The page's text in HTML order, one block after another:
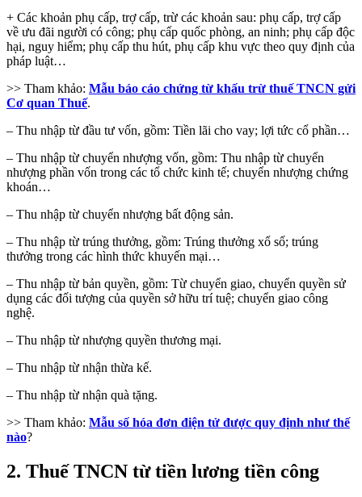
+ Các khoản phụ cấp, trợ cấp, trừ các khoản sau: phụ cấp, trợ cấp
về ưu đãi người có công; phụ cấp quốc phòng, an ninh; phụ cấp độc
hại, nguy hiểm; phụ cấp thu hút, phụ cấp khu vực theo quy định của
pháp luật…
>> Tham khảo: Mẫu báo cáo chứng từ khấu trừ thuế TNCN gửi
Cơ quan Thuế.
– Thu nhập từ đầu tư vốn, gồm: Tiền lãi cho vay; lợi tức cổ phần…
– Thu nhập từ chuyển nhượng vốn, gồm: Thu nhập từ chuyển
nhượng phần vốn trong các tổ chức kinh tế; chuyển nhượng chứng
khoán…
– Thu nhập từ chuyển nhượng bất động sản.
– Thu nhập từ trúng thưởng, gồm: Trúng thưởng xổ số; trúng
thưởng trong các hình thức khuyến mại…
– Thu nhập từ bản quyền, gồm: Từ chuyển giao, chuyển quyền sử
dụng các đối tượng của quyền sở hữu trí tuệ; chuyển giao công
nghệ.
– Thu nhập từ nhượng quyền thương mại.
– Thu nhập từ nhận thừa kế.
– Thu nhập từ nhận quà tặng.
>> Tham khảo: Mẫu số hóa đơn điện tử được quy định như thế
nào?
2. Thuế TNCN từ tiền lương tiền công